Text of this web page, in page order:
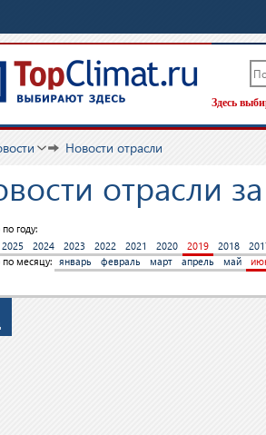
Здесь
Новости отрасли
отрасли
году:
2025 2024 2023 2022 2021 2020 2019 2018
месяцу:
январь февраль март апрель май